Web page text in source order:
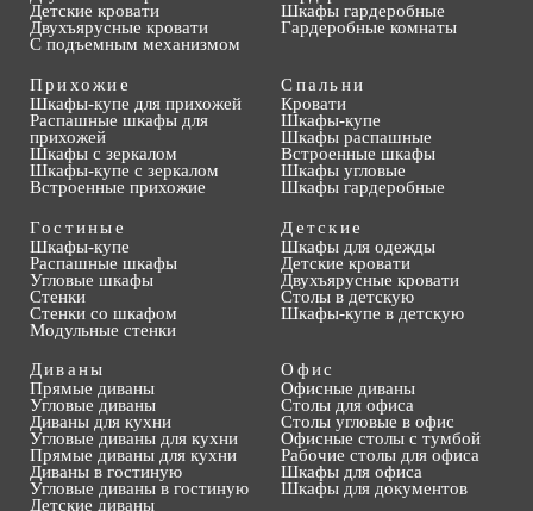
Детские кровати
Двухъярусные кровати
С подъемным механизмом
Шкафы гардеробные
Гардеробные комнаты
Прихожие
Шкафы-купе для прихожей
Распашные шкафы для
прихожей
Шкафы с зеркалом
Шкафы-купе с зеркалом
Встроенные прихожие
Спальни
Кровати
Шкафы-купе
Шкафы распашные
Встроенные шкафы
Шкафы угловые
Шкафы гардеробные
Гостиные
Шкафы-купе
Распашные шкафы
Угловые шкафы
Стенки
Стенки со шкафом
Модульные стенки
Детские
Шкафы для одежды
Детские кровати
Двухъярусные кровати
Столы в детскую
Шкафы-купе в детскую
Диваны
Прямые диваны
Угловые диваны
Диваны для кухни
Угловые диваны для кухни
Прямые диваны для кухни
Диваны в гостиную
Угловые диваны в гостиную
Детские диваны
Офис
Офисные диваны
Столы для офиса
Столы угловые в офис
Офисные столы с тумбой
Рабочие столы для офиса
Шкафы для офиса
Шкафы для документов